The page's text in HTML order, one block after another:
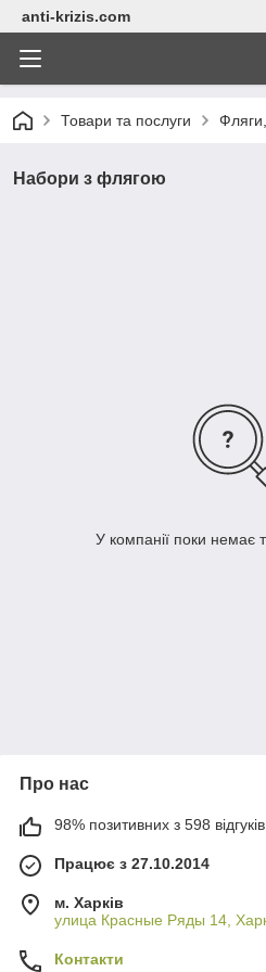
anti-krizis.com
Товари та послуги
Набори з флягою
У компанії поки немає
Про нас
98% позитивних з 598 відгуків
Працює з 27.10.2014
м. Харків
улица Красные Ряды 14,
Контакти